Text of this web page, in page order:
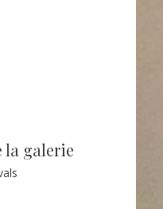
la galerie